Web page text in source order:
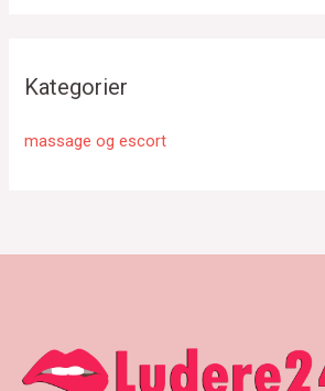
Kategorier
massage og escort